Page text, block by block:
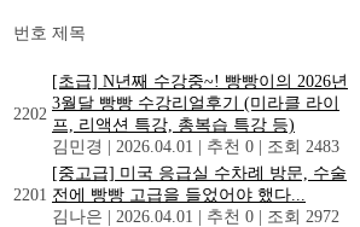
번호 제목
2202
[초급] N년째 수강중~! 빵빵이의 2026년
3월달 빵빵 수강리얼후기 (미라클 라이
프, 리액션 특강, 총복습 특강 등)
김민경
2026.04.01 추천 0 조회 2483
2201
[중고급] 미국 응급실 수차례 방문, 수술
전에 빵빵 고급을 들었어야 했다...
김나은
2026.04.01 추천 0 조회 2972